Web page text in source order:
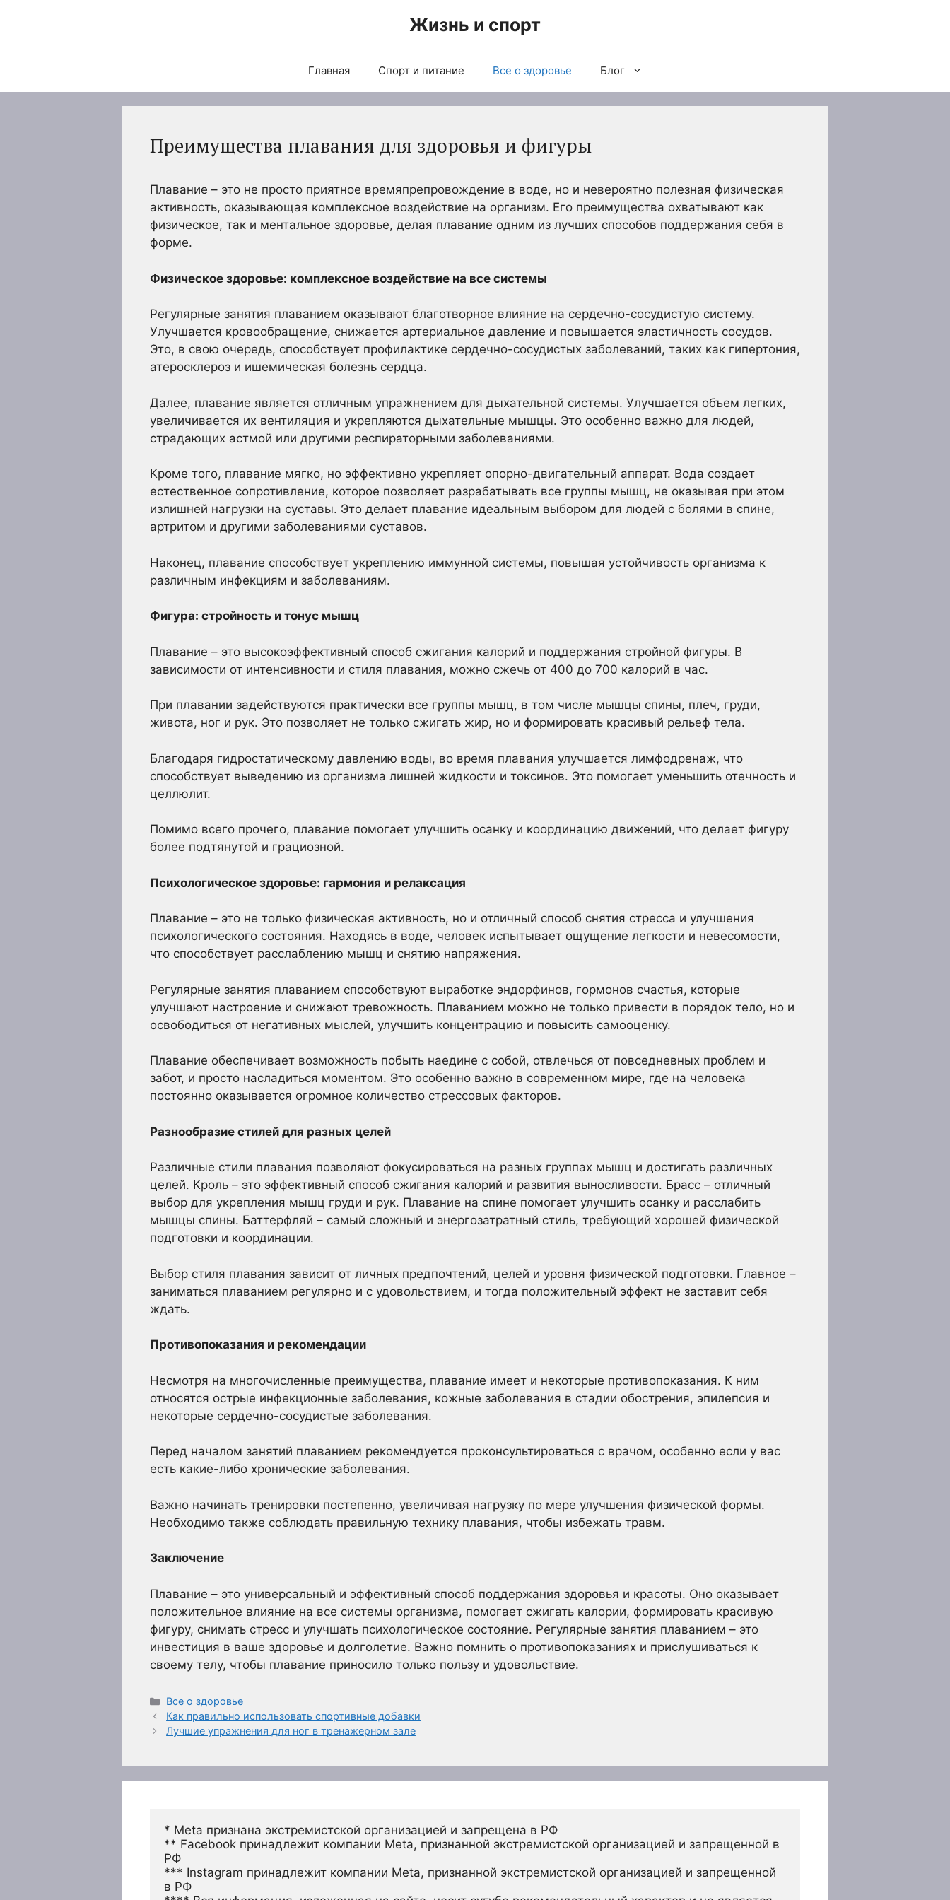
Жизнь и спорт
Главная Спорт и питание Все о здоровье Блог
Преимущества плавания для здоровья и фигуры
Плавание – это не просто приятное времяпрепровождение в воде, но и невероятно полезная физическая
активность, оказывающая комплексное воздействие на организм. Его преимущества охватывают как
физическое, так и ментальное здоровье, делая плавание одним из лучших способов поддержания себя в
форме.
Физическое здоровье: комплексное воздействие на все системы
Регулярные занятия плаванием оказывают благотворное влияние на сердечно-сосудистую систему.
Улучшается кровообращение, снижается артериальное давление и повышается эластичность сосудов.
Это, в свою очередь, способствует профилактике сердечно-сосудистых заболеваний, таких как гипертония,
атеросклероз и ишемическая болезнь сердца.
Далее, плавание является отличным упражнением для дыхательной системы. Улучшается объем легких,
увеличивается их вентиляция и укрепляются дыхательные мышцы. Это особенно важно для людей,
страдающих астмой или другими респираторными заболеваниями.
Кроме того, плавание мягко, но эффективно укрепляет опорно-двигательный аппарат. Вода создает
естественное сопротивление, которое позволяет разрабатывать все группы мышц, не оказывая при этом
излишней нагрузки на суставы. Это делает плавание идеальным выбором для людей с болями в спине,
артритом и другими заболеваниями суставов.
Наконец, плавание способствует укреплению иммунной системы, повышая устойчивость организма к
различным инфекциям и заболеваниям.
Фигура: стройность и тонус мышц
Плавание – это высокоэффективный способ сжигания калорий и поддержания стройной фигуры. В
зависимости от интенсивности и стиля плавания, можно сжечь от 400 до 700 калорий в час.
При плавании задействуются практически все группы мышц, в том числе мышцы спины, плеч, груди,
живота, ног и рук. Это позволяет не только сжигать жир, но и формировать красивый рельеф тела.
Благодаря гидростатическому давлению воды, во время плавания улучшается лимфодренаж, что
способствует выведению из организма лишней жидкости и токсинов. Это помогает уменьшить отечность и
целлюлит.
Помимо всего прочего, плавание помогает улучшить осанку и координацию движений, что делает фигуру
более подтянутой и грациозной.
Психологическое здоровье: гармония и релаксация
Плавание – это не только физическая активность, но и отличный способ снятия стресса и улучшения
психологического состояния. Находясь в воде, человек испытывает ощущение легкости и невесомости,
что способствует расслаблению мышц и снятию напряжения.
Регулярные занятия плаванием способствуют выработке эндорфинов, гормонов счастья, которые
улучшают настроение и снижают тревожность. Плаванием можно не только привести в порядок тело, но и
освободиться от негативных мыслей, улучшить концентрацию и повысить самооценку.
Плавание обеспечивает возможность побыть наедине с собой, отвлечься от повседневных проблем и
забот, и просто насладиться моментом. Это особенно важно в современном мире, где на человека
постоянно оказывается огромное количество стрессовых факторов.
Разнообразие стилей для разных целей
Различные стили плавания позволяют фокусироваться на разных группах мышц и достигать различных
целей. Кроль – это эффективный способ сжигания калорий и развития выносливости. Брасс – отличный
выбор для укрепления мышц груди и рук. Плавание на спине помогает улучшить осанку и расслабить
мышцы спины. Баттерфляй – самый сложный и энергозатратный стиль, требующий хорошей физической
подготовки и координации.
Выбор стиля плавания зависит от личных предпочтений, целей и уровня физической подготовки. Главное –
заниматься плаванием регулярно и с удовольствием, и тогда положительный эффект не заставит себя
ждать.
Противопоказания и рекомендации
Несмотря на многочисленные преимущества, плавание имеет и некоторые противопоказания. К ним
относятся острые инфекционные заболевания, кожные заболевания в стадии обострения, эпилепсия и
некоторые сердечно-сосудистые заболевания.
Перед началом занятий плаванием рекомендуется проконсультироваться с врачом, особенно если у вас
есть какие-либо хронические заболевания.
Важно начинать тренировки постепенно, увеличивая нагрузку по мере улучшения физической формы.
Необходимо также соблюдать правильную технику плавания, чтобы избежать травм.
Заключение
Плавание – это универсальный и эффективный способ поддержания здоровья и красоты. Оно оказывает
положительное влияние на все системы организма, помогает сжигать калории, формировать красивую
фигуру, снимать стресс и улучшать психологическое состояние. Регулярные занятия плаванием – это
инвестиция в ваше здоровье и долголетие. Важно помнить о противопоказаниях и прислушиваться к
своему телу, чтобы плавание приносило только пользу и удовольствие.
Рубрики
Все о здоровье
Как правильно использовать спортивные добавки
Лучшие упражнения для ног в тренажерном зале
* Meta признана экстремистской организацией и запрещена в РФ
** Facebook принадлежит компании Meta, признанной экстремистской организацией и запрещенной в
РФ
*** Instagram принадлежит компании Meta, признанной экстремистской организацией и запрещенной
в РФ